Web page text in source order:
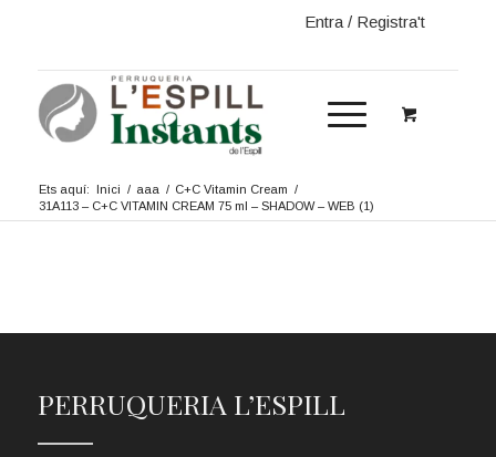
Entra / Registra't
Ets aquí: Inici / aaa / C+C Vitamin Cream /
31A113 – C+C VITAMIN CREAM 75 ml – SHADOW – WEB (1)
PERRUQUERIA L’ESPILL